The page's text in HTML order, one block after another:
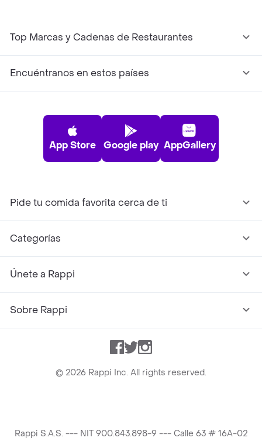
Top Marcas y Cadenas de Restaurantes
Encuéntranos en estos países
App Store Google play AppGallery
Pide tu comida favorita cerca de ti
Categorías
Únete a Rappi
Sobre Rappi
Facebook
TwitterInstagram
© 2026 Rappi Inc. All rights reserved.
Rappi S.A.S. --- NIT 900.843.898-9 --- Calle 63 # 16A-02